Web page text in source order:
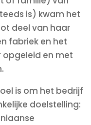
is) kwam het
deel van haar
fabriek en het
opgeleid en met
is om het bedrijf
doelstelling: